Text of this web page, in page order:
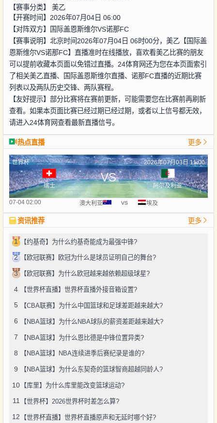
【赛事分类】 美乙
【开赛时间】2026年07月04日 06:00
【对阵双方】
国际盖恩斯维尔VS诺那FC
【赛事说明】北京时间2026年07月04日 06时00分，美乙【国际盖
恩斯维尔VS诺那FC】直播准时在线播放，喜欢看美乙比赛的朋友
可以提前收藏本页面以免错过直播。24体育网还为您在本页面索引
了相关美乙直播、国际盖恩斯维尔直播、诺那FC直播的近期比赛
列表以及两队历史交锋、两队赛程。
【友好提示】部分比赛将在赛前更新，可能需要您在比赛前再刷新
查看。如果本页面比赛已经过期已经过期，或者以上信号都无效，
请进入24体育网查看最新直播信号。
热点直播 更多
世界杯 2026年07月03日 11:00
瑞士
VS
阿尔及利亚
07-04 02:00 澳大利亚 vs 埃及
资讯推荐 更多
1 【约基奇】为什么约基奇能成为最强中锋?
2 【欧冠联赛】欧冠为什么是球员证明自己的舞台?
3 【欧冠联赛】为什么欧冠越来越依赖超级球星?
4 【世界杯直播】世界杯直播外接音箱设置?
5 【CBA联赛】为什么中国篮球和足球差距越来越大?
6 【NBA篮球】为什么NBA球队的薪资差距越来越大?
7 【NBA篮球】为什么恩比德是中锋位置异类?
8 【NBA篮球】NBA连续进季后赛纪录是谁的?
9 【NBA篮球】为什么东契奇的篮球智商超越同龄人?
10 【库里】为什么库里能改变篮球运动?
11 【世界杯】2026世界杯时差怎么算?
12 【世界杯直播】世界杯直播原声和无延时哪个好?